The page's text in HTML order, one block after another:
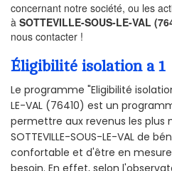
concernant notre société, ou les
à SOTTEVILLE-SOUS-LE-VAL
nous contacter !
Éligibilité isolation a 1
Le programme "Eligibilité
LE-VAL (76410) est un
permettre aux revenus les plus
SOTTEVILLE-SOUS-LE-VAL de
confortable et d'être en